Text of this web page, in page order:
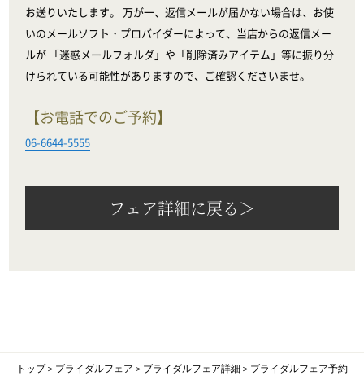
お送りいたします。 万が一、返信メールが届かない場合は、お使
いのメールソフト・プロバイダーによって、当店からの返信メー
ルが 「迷惑メールフォルダ」や「削除済みアイテム」等に振り分
けられている可能性がありますので、ご確認くださいませ。
【お電話でのご予約】
06-6644-5555
フェア詳細に戻る＞
トップ＞ ブライダルフェア ＞ ブライダルフェア詳細 ＞ ブライダルフェア予約